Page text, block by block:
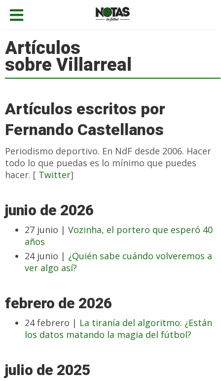
Artículos
sobre Villarreal
Artículos escritos por
Fernando Castellanos
Periodismo deportivo. En NdF desde 2006. Hacer
todo lo que puedas es lo mínimo que puedes
hacer. [ Twitter]
junio de 2026
27 junio | Vozinha, el portero que esperó 40
años
24 junio | ¿Quién sabe cuándo volveremos a
ver algo así?
febrero de 2026
24 febrero | La tiranía del algoritmo: ¿Están
los datos matando la magia del fútbol?
julio de 2025